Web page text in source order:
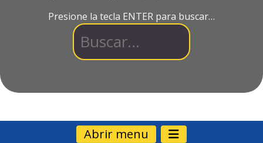
Presione la tecla ENTER para buscar…
Abrir menu